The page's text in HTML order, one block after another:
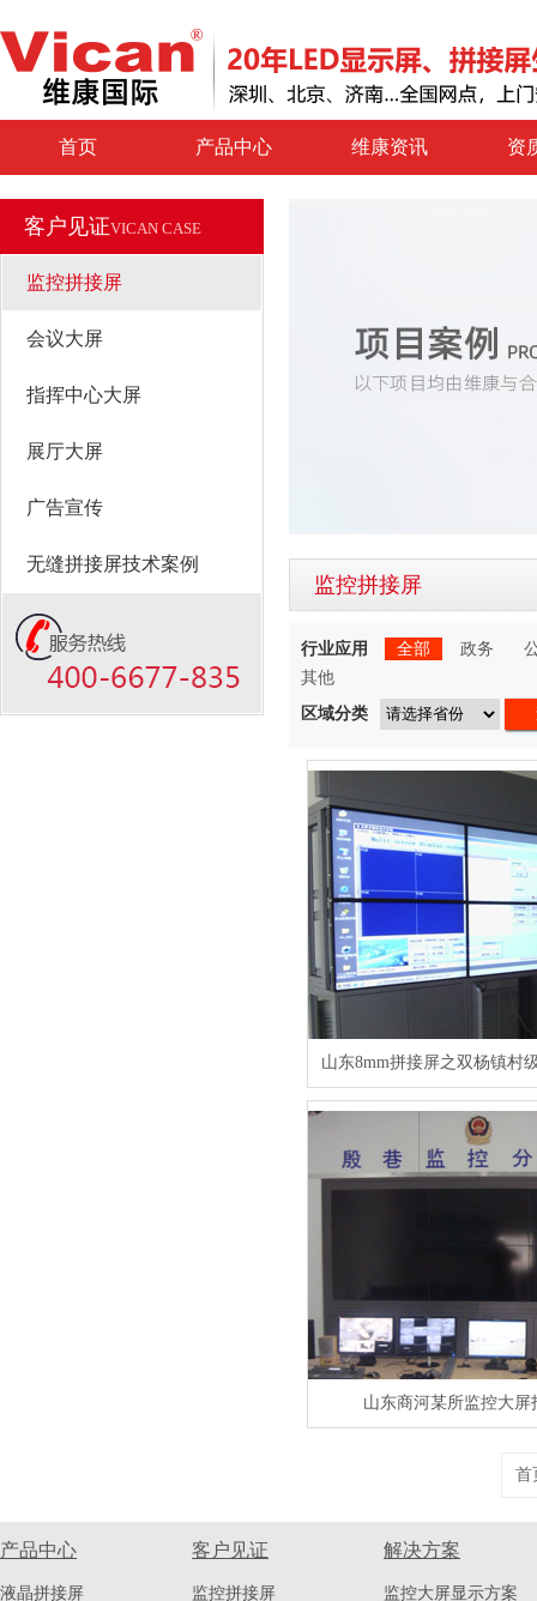
首页 产品中心 维康资讯 资
客户见证VICAN CASE
监控拼接屏
会议大屏
指挥中心大屏
展厅大屏
广告宣传
无缝拼接屏技术案例
监控拼接屏
行业应用 全部 政务
其他
区域分类
山东8mm拼接屏之双杨镇村
山东商河某所监控大屏
首
产品中心
液晶拼接屏
客户见证
监控拼接屏
解决方案
监控大屏显示方案